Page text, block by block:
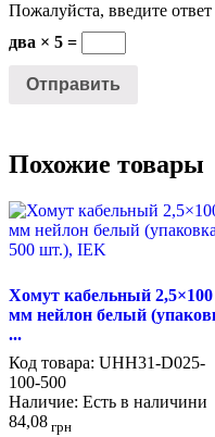
Пожалуйста, введите
два × 5 =
Похожие товары
Хомут кабельный 2,5×100
мм нейлон белый
...
Код товара: UHH31-D025-
100-500
Наличие: Есть в наличини
84,08 грн